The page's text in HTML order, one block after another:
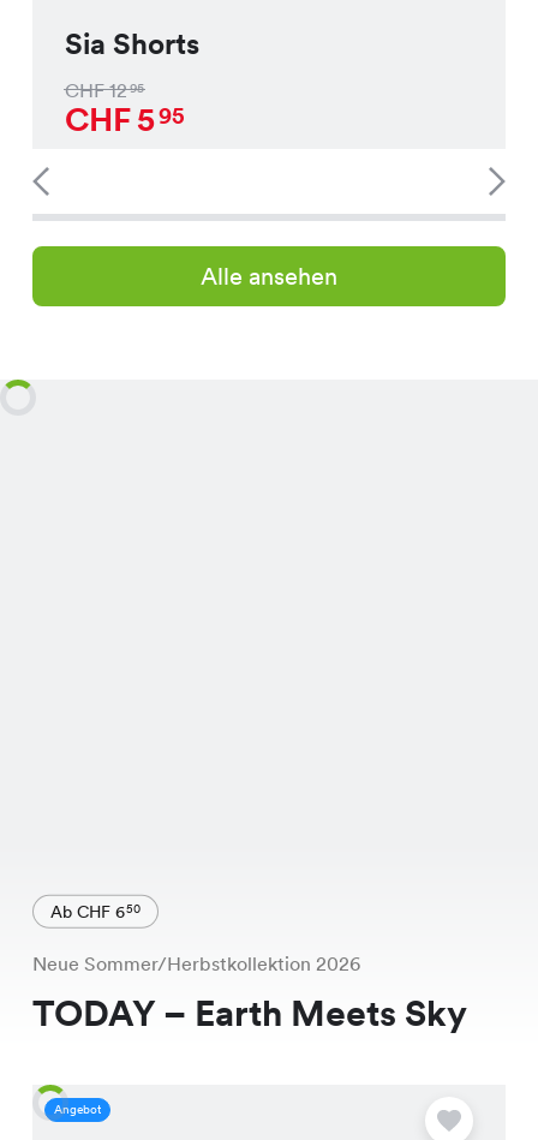
Sia Shorts
CHF1295
CHF595
Alle ansehen
Ab CHF 650
Neue Sommer/Herbstkollektion 2026
TODAY – Earth Meets Sky
Angebot